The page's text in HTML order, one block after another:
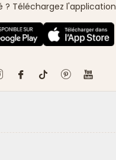
? Téléchargez l'application